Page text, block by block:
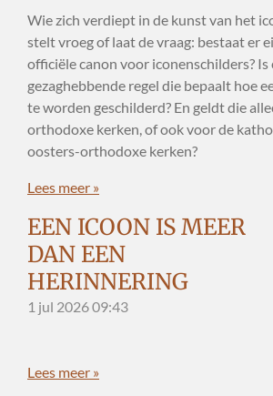
Wie zich verdiept in de kunst van het
stelt vroeg of laat de vraag: bestaat er
officiële canon voor iconenschilders? Is
gezaghebbende regel die bepaalt hoe
te worden geschilderd? En geldt die
orthodoxe kerken, of ook voor de
oosters-orthodoxe kerken?
Lees meer »
EEN ICOON IS MEER
DAN EEN
HERINNERING
1 jul 202609:43
Lees meer »